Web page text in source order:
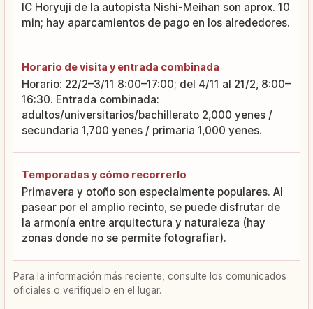
IC Horyuji de la autopista Nishi-Meihan son aprox. 10
min; hay aparcamientos de pago en los alrededores.
Horario de visita y entrada combinada
Horario: 22/2–3/11 8:00–17:00; del 4/11 al 21/2, 8:00–
16:30. Entrada combinada:
adultos/universitarios/bachillerato 2,000 yenes /
secundaria 1,700 yenes / primaria 1,000 yenes.
Temporadas y cómo recorrerlo
Primavera y otoño son especialmente populares. Al
pasear por el amplio recinto, se puede disfrutar de
la armonía entre arquitectura y naturaleza (hay
zonas donde no se permite fotografiar).
Para la información más reciente, consulte los comunicados
oficiales o verifíquelo en el lugar.